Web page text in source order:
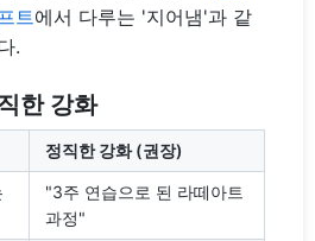
트에서 다루는 '지어냄'과 같
.
한 강화
정직한 강화 (권장)
"3주 연습으로 된 라떼아트
과정"